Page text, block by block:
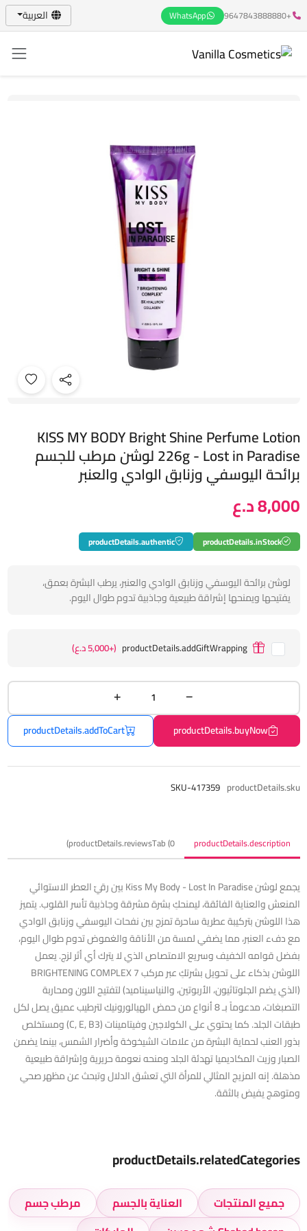
+9647843888880
WhatsApp العربية
KISS MY BODY Bright Shine Perfume Lotion
226g - Lost in Paradise لوشن مرطب للجسم
برائحة اليوسفي وزنابق الوادي والعنبر
8,000 د.ع
productDetails.inStock
productDetails.authentic
لوشن برائحة اليوسفي وزنابق الوادي والعنبر، يرطب البشرة بعمق،
يفتيحها ويمنحها إشراقة طبيعية وجاذبية تدوم طوال اليوم.
productDetails.addGiftWrapping (+5,000 د.ع)
productDetails.buyNow
productDetails.addToCart
productDetails.sku
SKU-417359
productDetails.description
productDetails.reviewsTab (0)
يجمع لوشن Kiss My Body - Lost In Paradise بين رقيّ العطر الاستوائي
المنعش والعناية الفائقة، ليمنحكِ بشرة مشرقة وجاذبية تأسر القلوب. يتميز
هذا اللوشن بتركيبة عطرية ساحرة تمزج بين نفحات اليوسفي وزنابق الوادي
مع دفء العنبر، مما يضفي لمسة من الأناقة والغموض تدوم طوال اليوم،
بفضل قوامه الخفيف وسريع الامتصاص الذي لا يترك أي أثر لزج. يعمل
اللوشن بذكاء على تحويل بشرتكِ عبر مركب 7 BRIGHTENING COMPLEX
(الذي يضم الجلوتاثيون، الأربوتين، والنياسيناميد) لتفتيح اللون ومحاربة
التصبغات، مدعوماً بـ 8 أنواع من حمض الهيالورونيك لترطيب عميق يصل لكل
طبقات الجلد. كما يحتوي على الكولاجين وفيتامينات (C, E, B3) ومستخلص
بذور العنب لحماية البشرة من علامات الشيخوخة وأضرار الشمس، بينما يضمن
الصبار وزيت المكاديميا تهدئة الجلد ومنحه نعومة حريرية وإشراقة طبيعية
مذهلة. إنه المزيج المثالي للمرأة التي تعشق الدلال وتبحث عن مظهر صحي
ومتوهج يفيض بالثقة.
productDetails.relatedCategories
جميع المنتجات العناية بالجسم
مرطب جسم